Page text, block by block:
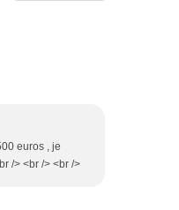
euros , je
/> <br /> <br />